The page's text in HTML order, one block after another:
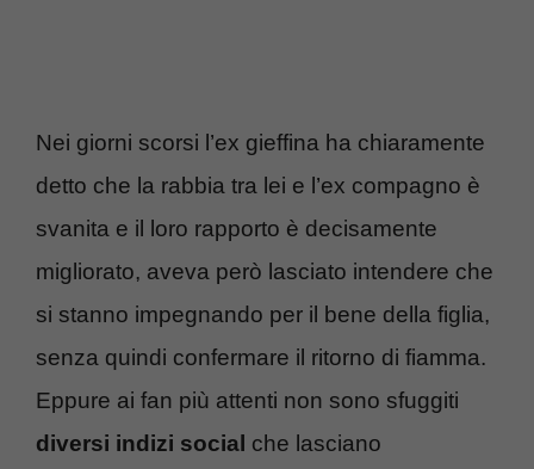
Nei giorni scorsi l’ex gieffina ha chiaramente
detto che la rabbia tra lei e l’ex compagno è
svanita e il loro rapporto è decisamente
migliorato, aveva però lasciato intendere che
si stanno impegnando per il bene della figlia,
senza quindi confermare il ritorno di fiamma.
Eppure ai fan più attenti non sono sfuggiti
diversi indizi social che lasciano